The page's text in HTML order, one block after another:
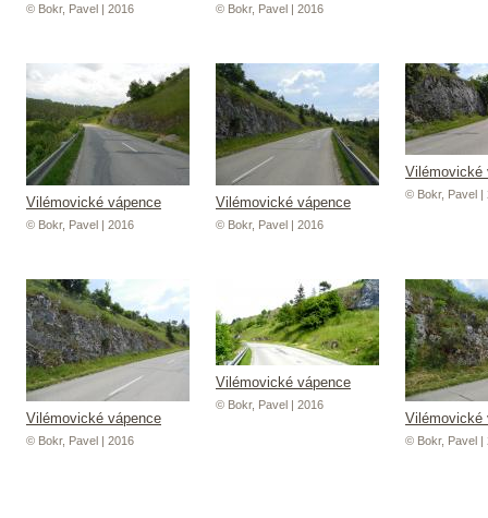
© Bokr, Pavel | 2016 © Bokr, Pavel | 2016
Vilémovické vápence
© Bokr, Pavel | 2016
Vilémovické vápence
© Bokr, Pavel | 2016
Vilémovické
© Bokr, Pavel |
Vilémovické vápence
© Bokr, Pavel | 2016
Vilémovické vápence
© Bokr, Pavel | 2016
Vilémovické
© Bokr, Pavel |